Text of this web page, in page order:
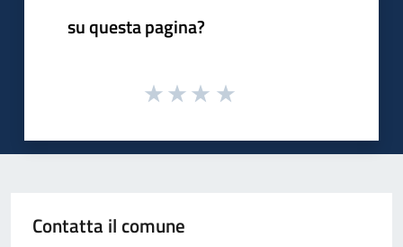
su questa pagina?
Contatta il comune